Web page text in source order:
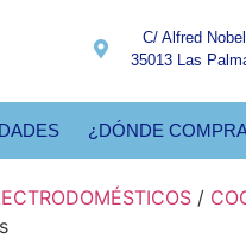
C/ Alfred
35013 Las
¿DÓNDE
/